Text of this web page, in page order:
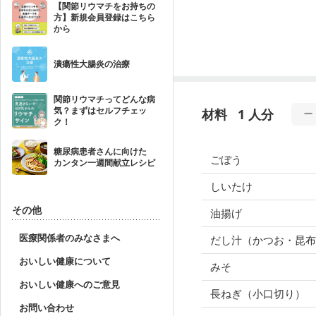
【関節リウマチをお持ちの
方】新規会員登録はこちら
から
潰瘍性大腸炎の治療
関節リウマチってどんな病
気？まずはセルフチェッ
ク！
糖尿病患者さんに向けた
カンタン一週間献立レシピ
その他
医療関係者のみなさまへ
おいしい健康について
おいしい健康へのご意見
お問い合わせ
材料 1 人分
ごぼう
しいたけ
油揚げ
だし汁（かつお・昆
みそ
長ねぎ（小口切り）